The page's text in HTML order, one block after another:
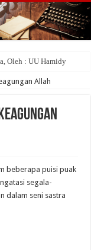
Oleh : UU Hamidy
Allah
beberapa puisi puak
segala-
dalam seni sastra